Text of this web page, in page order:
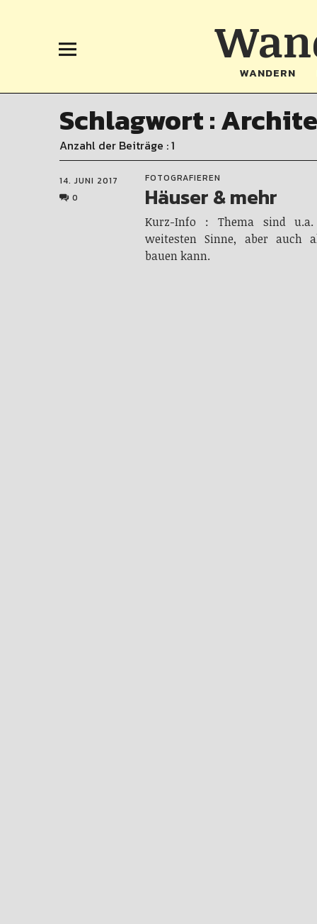
WANDERN
Schlagwort :
Anzahl der Beiträge : 1
14. JUNI 2017
0
FOTOGRAFIEREN
Häuser & mehr
Kurz-Info : Thema sind u.a.
weitesten Sinne, aber auch
bauen kann.